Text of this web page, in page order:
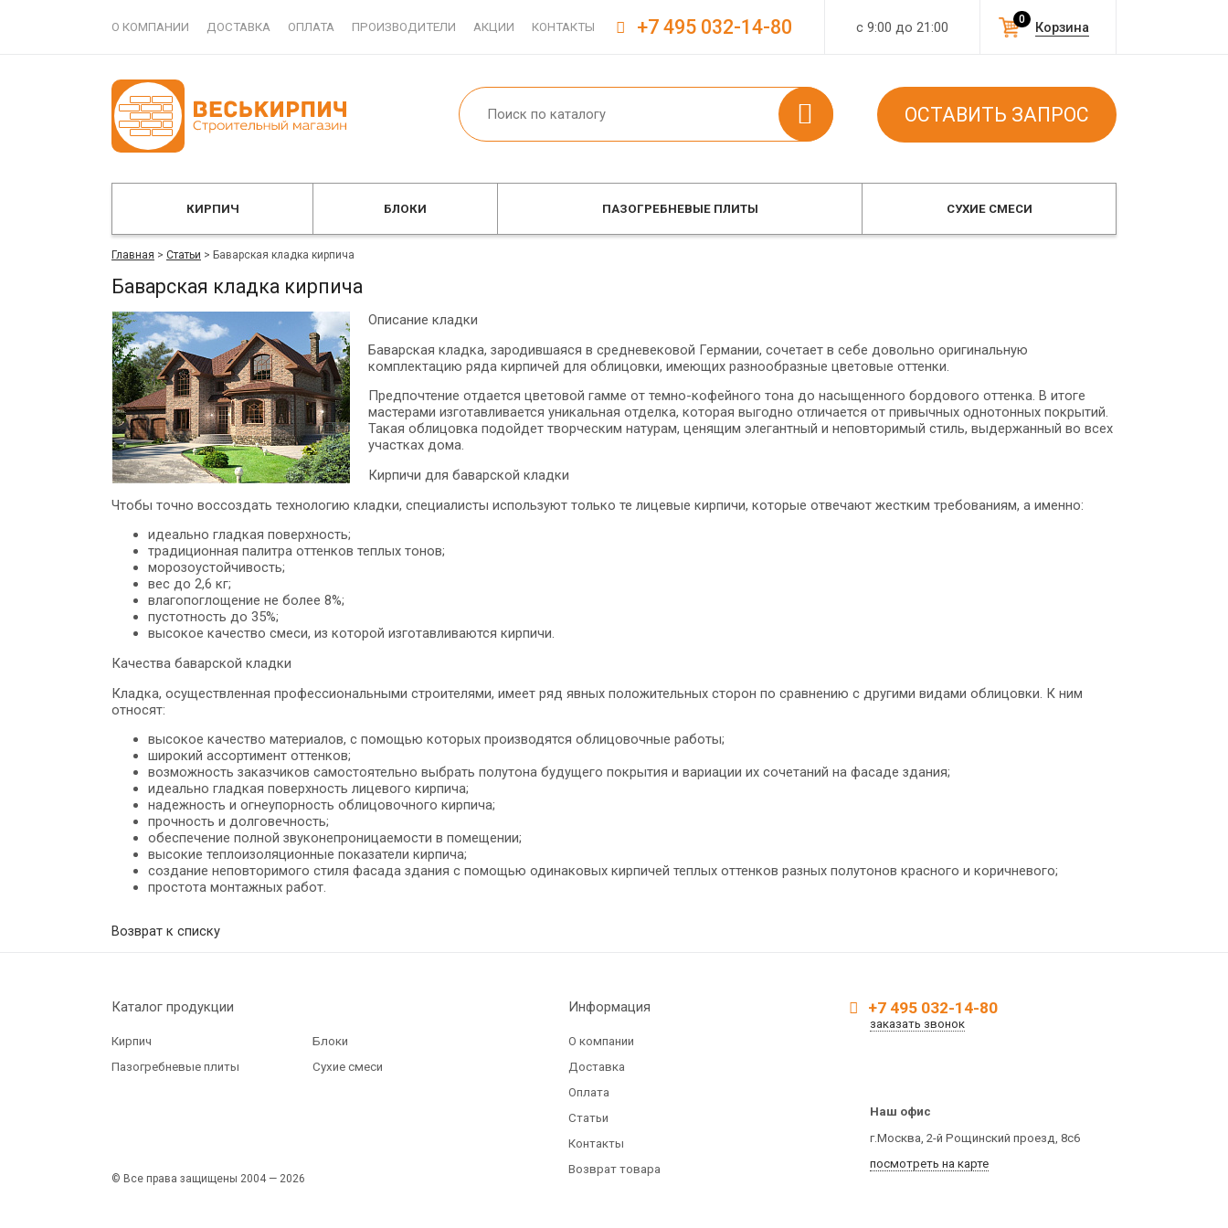
О КОМПАНИИ ДОСТАВКА ОПЛАТА ПРОИЗВОДИТЕЛИ АКЦИИ КОНТАКТЫ с 9:00 до 21:00 Корзина
0
+7 495 032-14-80
ОСТАВИТЬ ЗАПРОС
КИРПИЧ БЛОКИ ПАЗОГРЕБНЕВЫЕ ПЛИТЫ СУХИЕ СМЕСИ
Главная > Статьи > Баварская кладка кирпича
Баварская кладка кирпича
Описание кладки
Баварская кладка, зародившаяся в средневековой Германии, сочетает в себе довольно оригинальную
комплектацию ряда кирпичей для облицовки, имеющих разнообразные цветовые оттенки.
Предпочтение отдается цветовой гамме от темно-кофейного тона до насыщенного бордового оттенка. В итоге
мастерами изготавливается уникальная отделка, которая выгодно отличается от привычных однотонных покрытий.
Такая облицовка подойдет творческим натурам, ценящим элегантный и неповторимый стиль, выдержанный во всех
участках дома.
Кирпичи для баварской кладки
Чтобы точно воссоздать технологию кладки, специалисты используют только те лицевые кирпичи, которые отвечают жестким требованиям, а именно:
идеально гладкая поверхность;
традиционная палитра оттенков теплых тонов;
морозоустойчивость;
вес до 2,6 кг;
влагопоглощение не более 8%;
пустотность до 35%;
высокое качество смеси, из которой изготавливаются кирпичи.
Качества баварской кладки
Кладка, осуществленная профессиональными строителями, имеет ряд явных положительных сторон по сравнению с другими видами облицовки. К ним
относят:
высокое качество материалов, с помощью которых производятся облицовочные работы;
широкий ассортимент оттенков;
возможность заказчиков самостоятельно выбрать полутона будущего покрытия и вариации их сочетаний на фасаде здания;
идеально гладкая поверхность лицевого кирпича;
надежность и огнеупорность облицовочного кирпича;
прочность и долговечность;
обеспечение полной звуконепроницаемости в помещении;
высокие теплоизоляционные показатели кирпича;
создание неповторимого стиля фасада здания с помощью одинаковых кирпичей теплых оттенков разных полутонов красного и коричневого;
простота монтажных работ.
Возврат к списку
© Все права защищены 2004 — 2026
Каталог продукции
Кирпич
Блоки
Пазогребневые плиты
Сухие смеси
Информация
О компании
Доставка
Оплата
Статьи
Контакты
Возврат товара
+7 495 032-14-80
заказать звонок
Наш офис
г.Москва, 2-й Рощинский проезд, 8с6
посмотреть на карте